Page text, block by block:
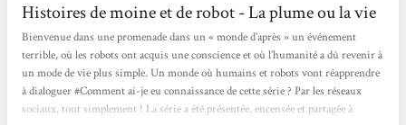
Histoires de moine et de robot - La plume ou la vie
Bienvenue dans une promenade dans un « monde d’après » un événement
terrible, où les robots ont acquis une conscience et où l’humanité a dû revenir à
un mode de vie plus simple. Un monde où humains et robots vont réapprendre
à dialoguer #Comment ai-je eu connaissance de cette série ? Par les réseaux
sociaux, tout simplement ! La série a été présentée, encensée et partagée à